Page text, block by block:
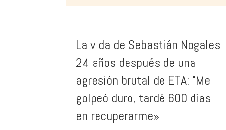
La vida de Sebastián Nogales
24 años después de una
agresión brutal de ETA: “Me
golpeó duro, tardé 600 días
en recuperarme»